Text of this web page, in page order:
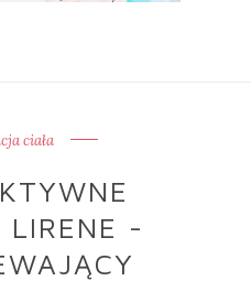
ciała
LIRENE -